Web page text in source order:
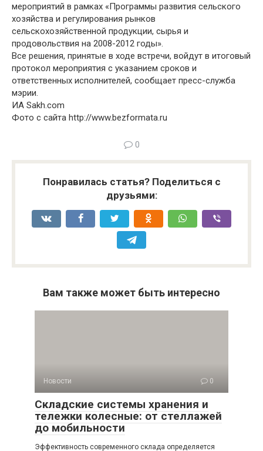
мероприятий в рамках «Программы развития сельского
хозяйства и регулирования рынков
сельскохозяйственной продукции, сырья и
продовольствия на 2008-2012 годы».
Все решения, принятые в ходе встречи, войдут в итоговый
протокол мероприятия с указанием сроков и
ответственных исполнителей, сообщает пресс-служба
мэрии.
ИА Sakh.com
Фото с сайта http://www.bezformata.ru
0
Понравилась статья? Поделиться с
друзьями:
Вам также может быть интересно
Новости 0
Складские системы хранения и
тележки колесные: от стеллажей
до мобильности
Эффективность современного склада определяется